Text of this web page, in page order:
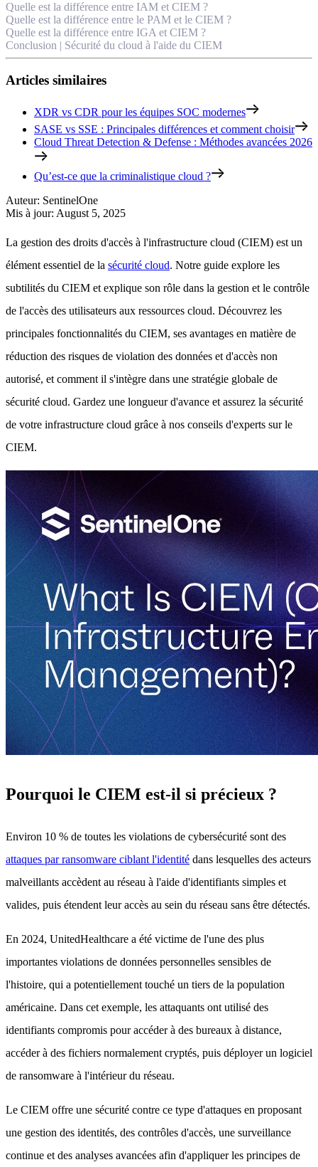
Quelle est la différence entre IAM et CIEM ?
Quelle est la différence entre le PAM et le CIEM ?
Quelle est la différence entre IGA et CIEM ?
Conclusion | Sécurité du cloud à l'aide du CIEM
Articles similaires
XDR vs CDR pour les équipes SOC modernes
SASE vs SSE : Principales différences et comment choisir
Cloud Threat Detection & Defense : Méthodes avancées 2026
Qu’est-ce que la criminalistique cloud ?
Auteur: SentinelOne
Mis à jour: August 5, 2025
La gestion des droits d'accès à l'infrastructure cloud (CIEM) est un
élément essentiel de la sécurité cloud. Notre guide explore les
subtilités du CIEM et explique son rôle dans la gestion et le contrôle
de l'accès des utilisateurs aux ressources cloud. Découvrez les
principales fonctionnalités du CIEM, ses avantages en matière de
réduction des risques de violation des données et d'accès non
autorisé, et comment il s'intègre dans une stratégie globale de
sécurité cloud. Gardez une longueur d'avance et assurez la sécurité
de votre infrastructure cloud grâce à nos conseils d'experts sur le
CIEM.
Pourquoi le CIEM est-il si précieux ?
Environ 10 % de toutes les violations de cybersécurité sont des
attaques par ransomware ciblant l'identité dans lesquelles des acteurs
malveillants accèdent au réseau à l'aide d'identifiants simples et
valides, puis étendent leur accès au sein du réseau sans être détectés.
En 2024, UnitedHealthcare a été victime de l'une des plus
importantes violations de données personnelles sensibles de
l'histoire, qui a potentiellement touché un tiers de la population
américaine. Dans cet exemple, les attaquants ont utilisé des
identifiants compromis pour accéder à des bureaux à distance,
accéder à des fichiers normalement cryptés, puis déployer un logiciel
de ransomware à l'intérieur du réseau.
Le CIEM offre une sécurité contre ce type d'attaques en proposant
une gestion des identités, des contrôles d'accès, une surveillance
continue et des analyses avancées afin d'appliquer les principes de